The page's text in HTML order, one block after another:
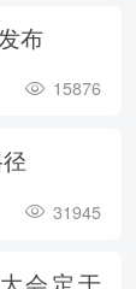
布
15876
径
31945